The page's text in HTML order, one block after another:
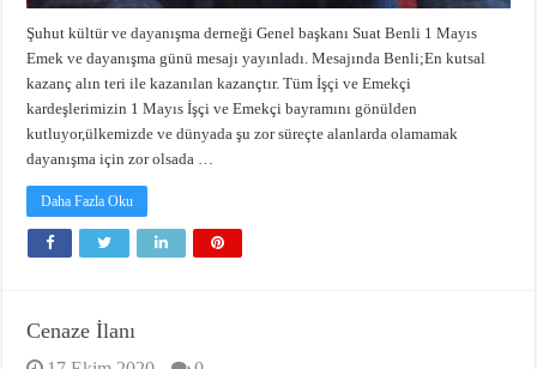
Şuhut kültür ve dayanışma derneği Genel başkanı Suat Benli 1 Mayıs
Emek ve dayanışma günü mesajı yayınladı. Mesajında Benli;En kutsal
kazanç alın teri ile kazanılan kazançtır. Tüm İşçi ve Emekçi
kardeşlerimizin 1 Mayıs İşçi ve Emekçi bayramını gönülden
kutluyor,ülkemizde ve dünyada şu zor süreçte alanlarda olamamak
dayanışma için zor olsada …
Daha Fazla Oku
Cenaze İlanı